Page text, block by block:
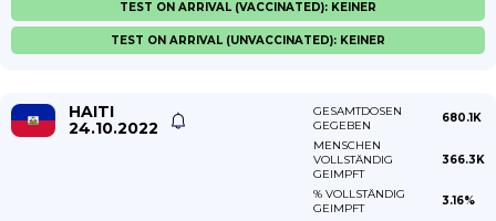
TEST ON ARRIVAL (VACCINATED): KEINER
TEST ON ARRIVAL (UNVACCINATED): KEINER
HAITI
24.10.2022
GESAMTDOSEN
GEGEBEN
680.1K
MENSCHEN
VOLLSTÄNDIG
GEIMPFT
366.3K
% VOLLSTÄNDIG
GEIMPFT
3.16%